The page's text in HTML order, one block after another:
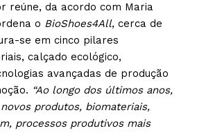
agora!
reúne, da acordo com Maria
o BioShoes4All, cerca de
se em cinco pilares
calçado ecológico,
avançadas de produção
“Ao longo dos últimos anos,
produtos, biomateriais,
processos produtivos mais